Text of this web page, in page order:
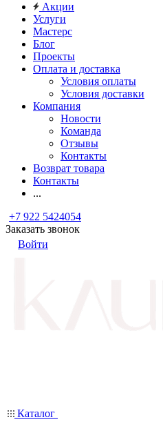
Акции
Услуги
Мастерс
Блог
Проекты
Оплата и доставка
Условия оплаты
Условия доставки
Компания
Новости
Команда
Отзывы
Контакты
Возврат товара
Контакты
...
+7 922 5424054
Заказать звонок
Войти
Каталог